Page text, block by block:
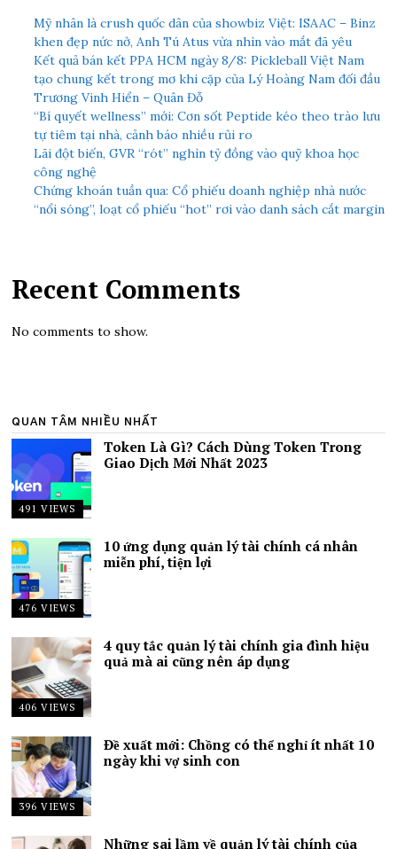
Mỹ nhân là crush quốc dân của showbiz Việt: ISAAC – Binz
khen đẹp nức nở, Anh Tú Atus vừa nhìn vào mắt đã yêu
Kết quả bán kết PPA HCM ngày 8/8: Pickleball Việt Nam
tạo chung kết trong mơ khi cặp của Lý Hoàng Nam đối đầu
Trương Vinh Hiển – Quân Đỗ
“Bí quyết wellness” mới: Cơn sốt Peptide kéo theo trào lưu
tự tiêm tại nhà, cảnh báo nhiều rủi ro
Lãi đột biến, GVR “rót” nghìn tỷ đồng vào quỹ khoa học
công nghệ
Chứng khoán tuần qua: Cổ phiếu doanh nghiệp nhà nước
“nổi sóng”, loạt cổ phiếu “hot” rơi vào danh sách cắt margin
Recent Comments
No comments to show.
QUAN TÂM NHIỀU NHẤT
491 VIEWS
Token Là Gì? Cách Dùng Token Trong
Giao Dịch Mới Nhất 2023
476 VIEWS
10 ứng dụng quản lý tài chính cá nhân
miễn phí, tiện lợi
406 VIEWS
4 quy tắc quản lý tài chính gia đình hiệu
quả mà ai cũng nên áp dụng
396 VIEWS
Đề xuất mới: Chồng có thể nghỉ ít nhất 10
ngày khi vợ sinh con
Những sai lầm về quản lý tài chính của